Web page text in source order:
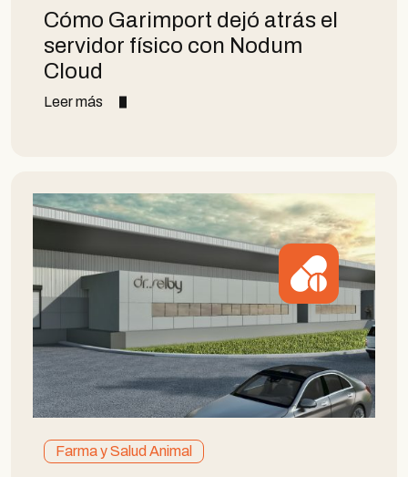
Cómo Garimport dejó atrás el
servidor físico con Nodum
Cloud
Leer más
Farma y Salud Animal